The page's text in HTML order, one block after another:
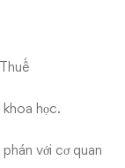
học.
với cơ quan